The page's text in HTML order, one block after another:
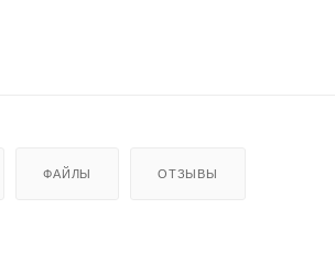
ФАЙЛЫ ОТЗЫВЫ